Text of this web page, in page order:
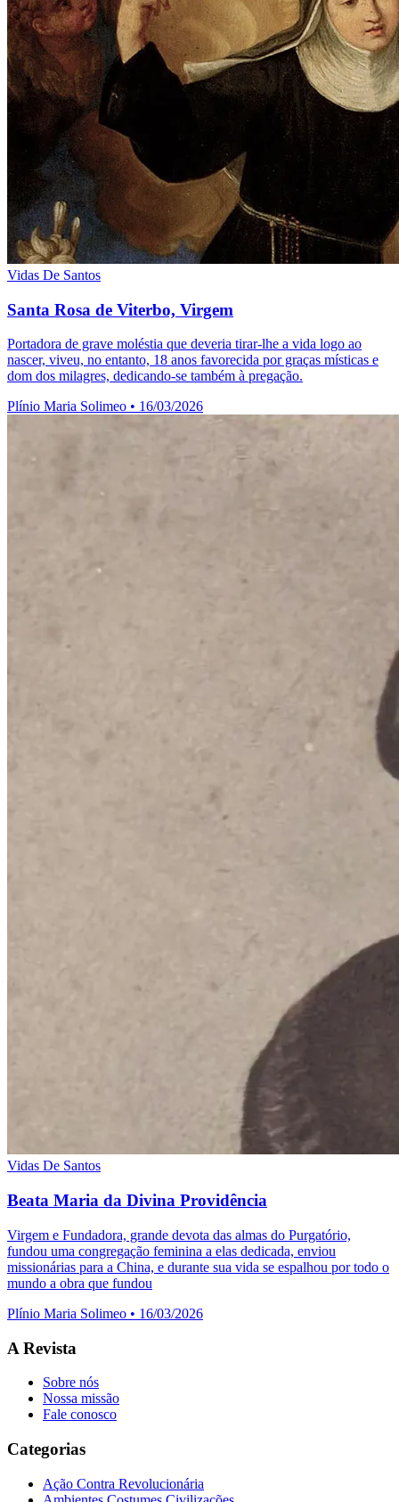
Vidas De Santos
Santa Rosa de Viterbo, Virgem
Portadora de grave moléstia que deveria tirar-lhe a vida logo ao
nascer, viveu, no entanto, 18 anos favorecida por graças místicas e
dom dos milagres, dedicando-se também à pregação.
Plínio Maria Solimeo • 16/03/2026
Vidas De Santos
Beata Maria da Divina Providência
Virgem e Fundadora, grande devota das almas do Purgatório,
fundou uma congregação feminina a elas dedicada, enviou
missionárias para a China, e durante sua vida se espalhou por todo o
mundo a obra que fundou
Plínio Maria Solimeo • 16/03/2026
A Revista
Sobre nós
Nossa missão
Fale conosco
Categorias
Ação Contra Revolucionária